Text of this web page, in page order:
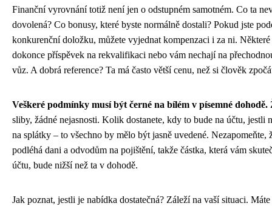
Finanční vyrovnání totiž není jen o odstupném samotném. Co ta
dovolená? Co bonusy, které byste normálně dostali? Pokud jste
konkurenční doložku, můžete vyjednat kompenzaci i za ni.
dokonce příspěvek na rekvalifikaci nebo vám nechají na
vůz. A dobrá reference? Ta má často větší cenu, než si člověk
Veškeré podmínky musí být černé na bílém v písemné dohodě.
sliby, žádné nejasnosti. Kolik dostanete, kdy to bude na účtu, jestli
na splátky – to všechno by mělo být jasně uvedené. Nezapomeňte,
podléhá dani a odvodům na pojištění, takže částka, která vám
účtu, bude nižší než ta v dohodě.
Jak poznat, jestli je nabídka dostatečná? Záleží na vaší situaci. Máte